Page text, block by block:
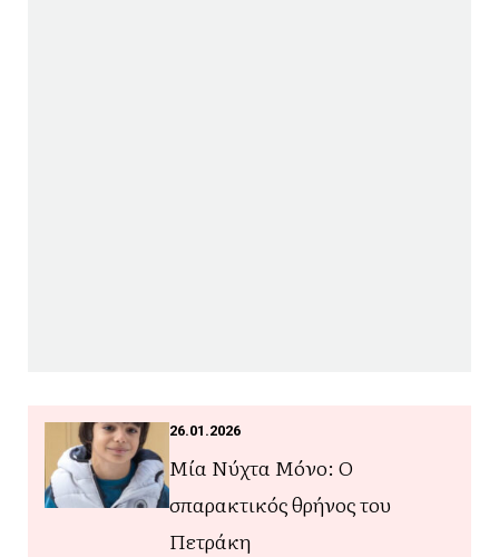
26.01.2026
Μία Νύχτα Μόνο: Ο
σπαρακτικός θρήνος του
Πετράκη